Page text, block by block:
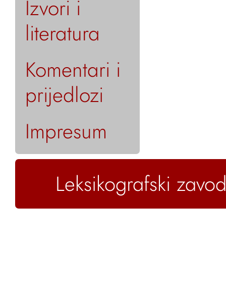
Izvori i
literatura
Komentari i
prijedlozi
Impresum
Leksikografski